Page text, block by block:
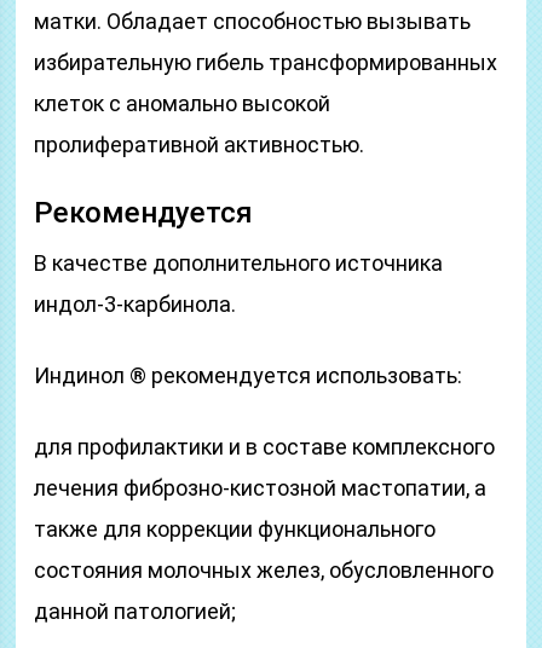
матки. Обладает способностью вызывать
избирательную гибель трансформированных
клеток с аномально высокой
пролиферативной активностью.
Рекомендуется
В качестве дополнительного источника
индол-3-карбинола.
Индинол ® рекомендуется использовать:
для профилактики и в составе комплексного
лечения фиброзно-кистозной мастопатии, а
также для коррекции функционального
состояния молочных желез, обусловленного
данной патологией;